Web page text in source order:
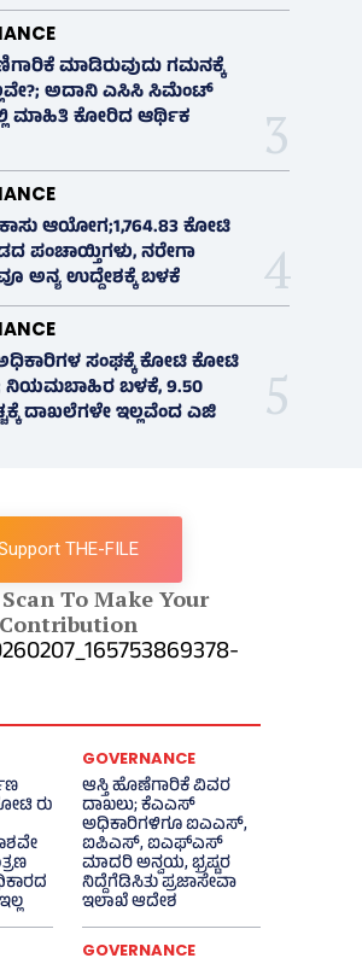
ಮಾಡಿರುವುದು ಗಮನಕ್ಕೆ
ಅದಾನಿ ಎಸಿಸಿ ಸಿಮೆಂಟ್
ಮಾಹಿತಿ ಕೋರಿದ ಆರ್ಥಿಕ
ಆಯೋಗ;1,764.83 ಕೋಟಿ
ಪಂಚಾಯ್ತಿಗಳು, ನರೇಗಾ
ಅನ್ಯ ಉದ್ದೇಶಕ್ಕೆ ಬಳಕೆ
ಸಂಘಕ್ಕೆ ಕೋಟಿ ಕೋಟಿ
ನಿಯಮಬಾಹಿರ ಬಳಕೆ, 9.50
ದಾಖಲೆಗಳೇ ಇಲ್ಲವೆಂದ ಎಜಿ
THE-FILE
To Make Your
Contribution
ರು
GOVERNANCE
ಆಸ್ತಿ ಹೊಣೆಗಾರಿಕೆ ವಿವರ
ದಾಖಲು; ಕೆಎಎಸ್
ಅಧಿಕಾರಿಗಳಿಗೂ ಐಎಎಸ್‌,
ಐಪಿಎಸ್‌, ಐಎಫ್‌ಎಸ್‌
ಮಾದರಿ ಅನ್ವಯ, ಭ್ರಷ್ಟರ
ನಿದ್ದೆಗೆಡಿಸಿತು ಪ್ರಜಾಸೇವಾ
ಇಲಾಖೆ ಆದೇಶ
GOVERNANCE